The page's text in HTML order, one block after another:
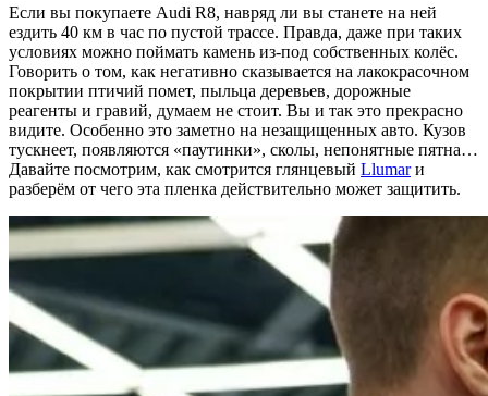
Если вы покупаете Audi R8, навряд ли вы станете на ней
ездить 40 км в час по пустой трассе. Правда, даже при таких
условиях можно поймать камень из-под собственных колёс.
Говорить о том, как негативно сказывается на лакокрасочном
покрытии птичий помет, пыльца деревьев, дорожные
реагенты и гравий, думаем не стоит. Вы и так это прекрасно
видите. Особенно это заметно на незащищенных авто. Кузов
тускнеет, появляются «паутинки», сколы, непонятные пятна…
Давайте посмотрим, как смотрится глянцевый Llumarи
разберём от чего эта пленка действительно может защитить.